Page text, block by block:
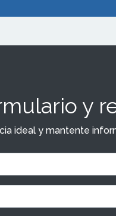
y
ideal y mantente